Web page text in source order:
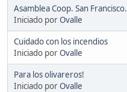
Asamblea Coop. San Francisco.
Iniciado porOvalle
Cuidado con los incendios
Iniciado porOvalle
Para los olivareros!
Iniciado porOvalle